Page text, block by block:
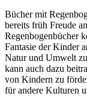
Bücher mit
bereits früh Freude
Regenbogenbücher
Fantasie der Kinder
Natur und Umwelt
kann auch dazu
von Kindern zu
für andere Kulturen